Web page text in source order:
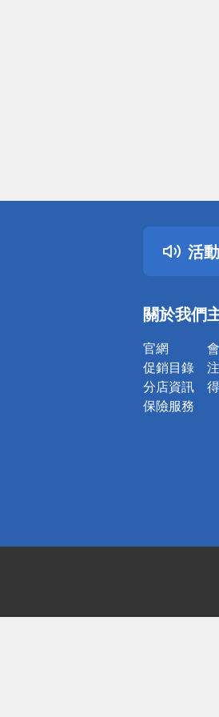
活
關於我們
官網
促銷目錄
分店資訊
保險服務